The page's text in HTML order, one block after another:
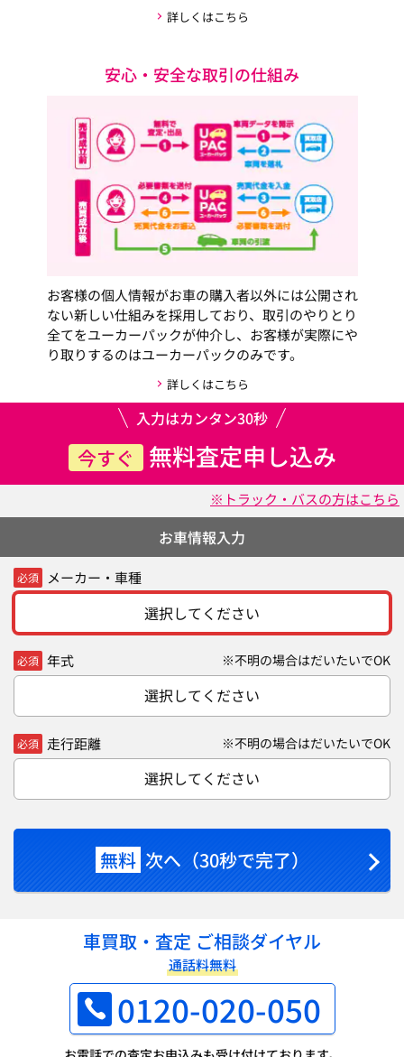
詳しくはこちら
安心・安全な取引の仕組み
お客様の個人情報がお車の購入者以外には公開され
ない新しい仕組みを採用しており、取引のやりとり
全てをユーカーパックが仲介し、お客様が実際にや
り取りするのはユーカーパックのみです。
詳しくはこちら
入力はカンタン30秒
今すぐ 無料査定申し込み
※トラック・バスの方はこちら
お車情報入力
必須 メーカー・車種
選択してください
必須 年式 ※不明の場合はだいたいでOK
選択してください
必須 走行距離 ※不明の場合はだいたいでOK
選択してください
無料 次へ（30秒で完了）
車買取・査定 ご相談ダイヤル
通話料無料
0120-020-050